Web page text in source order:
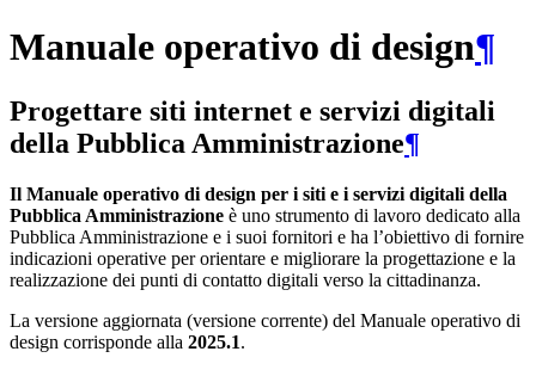
Manuale operativo di design¶
Progettare siti internet e servizi digitali
della Pubblica Amministrazione¶
Il Manuale operativo di design per i siti e i servizi digitali della
Pubblica Amministrazione è uno strumento di lavoro dedicato alla
Pubblica Amministrazione e i suoi fornitori e ha l’obiettivo di fornire
indicazioni operative per orientare e migliorare la progettazione e la
realizzazione dei punti di contatto digitali verso la cittadinanza.
La versione aggiornata (versione corrente) del Manuale operativo di
design corrisponde alla 2025.1.